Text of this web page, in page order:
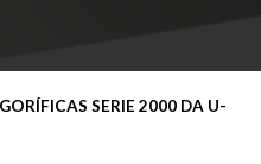
SERIE 2000 DA U-